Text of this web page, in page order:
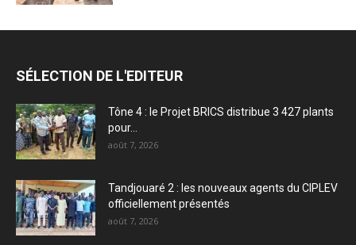
SÉLECTION DE L'EDITEUR
Tône 4 : le Projet BRICS distribue 3 427 plants
pour...
août 7, 2026
Tandjouaré 2 : les nouveaux agents du CIPLEV
officiellement présentés
août 7, 2026